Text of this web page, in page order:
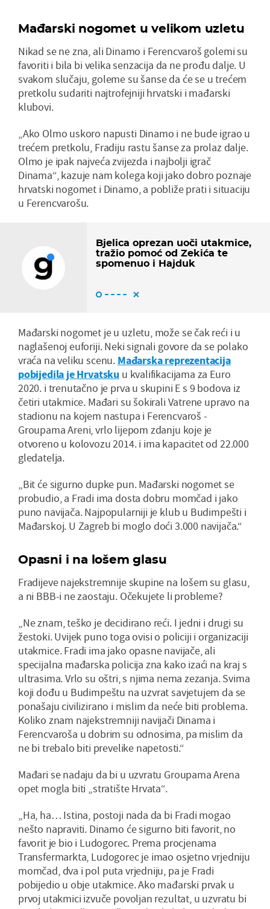
Mađarski nogomet u velikom uzletu
Nikad se ne zna, ali Dinamo i Ferencvaroš golemi su
favoriti i bila bi velika senzacija da ne prođu dalje. U
svakom slučaju, goleme su šanse da će se u trećem
pretkolu sudariti najtrofejniji hrvatski i mađarski
klubovi.
„Ako Olmo uskoro napusti Dinamo i ne bude igrao u
trećem pretkolu, Fradiju rastu šanse za prolaz dalje.
Olmo je ipak najveća zvijezda i najbolji igrač
Dinama“, kazuje nam kolega koji jako dobro poznaje
hrvatski nogomet i Dinamo, a pobliže prati i situaciju
u Ferencvarošu.
Bjelica oprezan uoči utakmice,
tražio pomoć od Zekića te
spomenuo i Hajduk
Mađarski nogomet je u uzletu, može se čak reći i u
naglašenoj euforiji. Neki signali govore da se polako
vraća na veliku scenu. Mađarska reprezentacija
pobijedila je Hrvatsku u kvalifikacijama za Euro
2020. i trenutačno je prva u skupini E s 9 bodova iz
četiri utakmice. Mađari su šokirali Vatrene upravo na
stadionu na kojem nastupa i Ferencvaroš -
Groupama Areni, vrlo lijepom zdanju koje je
otvoreno u kolovozu 2014. i ima kapacitet od 22.000
gledatelja.
„Bit će sigurno dupke pun. Mađarski nogomet se
probudio, a Fradi ima dosta dobru momčad i jako
puno navijača. Najpopularniji je klub u Budimpešti i
Mađarskoj. U Zagreb bi moglo doći 3.000 navijača.“
Opasni i na lošem glasu
Fradijeve najekstremnije skupine na lošem su glasu,
a ni BBB-i ne zaostaju. Očekujete li probleme?
„Ne znam, teško je decidirano reći. I jedni i drugi su
žestoki. Uvijek puno toga ovisi o policiji i organizaciji
utakmice. Fradi ima jako opasne navijače, ali
specijalna mađarska policija zna kako izaći na kraj s
ultrasima. Vrlo su oštri, s njima nema zezanja. Svima
koji dođu u Budimpeštu na uzvrat savjetujem da se
ponašaju civilizirano i mislim da neće biti problema.
Koliko znam najekstremniji navijači Dinama i
Ferencvaroša u dobrim su odnosima, pa mislim da
ne bi trebalo biti prevelike napetosti.“
Mađari se nadaju da bi u uzvratu Groupama Arena
opet mogla biti „stratište Hrvata“.
„Ha, ha… Istina, postoji nada da bi Fradi mogao
nešto napraviti. Dinamo će sigurno biti favorit, no
favorit je bio i Ludogorec. Prema procjenama
Transfermarkta, Ludogorec je imao osjetno vrjedniju
momčad, dva i pol puta vrjedniju, pa je Fradi
pobijedio u obje utakmice. Ako mađarski prvak u
prvoj utakmici izvuče povoljan rezultat, u uzvratu bi